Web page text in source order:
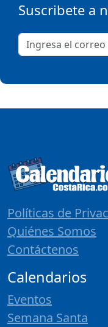
Suscribete a
Políticas de
Quiénes Somos
Contáctenos
Calendarios
Eventos
Semana Santa